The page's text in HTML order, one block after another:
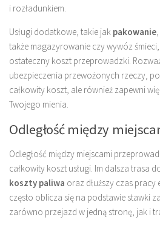
i rozładunkiem.
Usługi dodatkowe, takie jak pakowanie
także magazyrowanie czy wywóz
ostateczny koszt przeprowadzki.
ubezpieczenia przewożonych rzeczy,
całkowity koszt, ale również zapewni
Twojego mienia.
Odległość między
Odległość między miejscami
całkowity koszt usługi. Im dalsza trasa
koszty paliwa oraz dłuższy czas
często oblicza się na podstawie stawki
zarówno przejazd w jedną stronę, jak i